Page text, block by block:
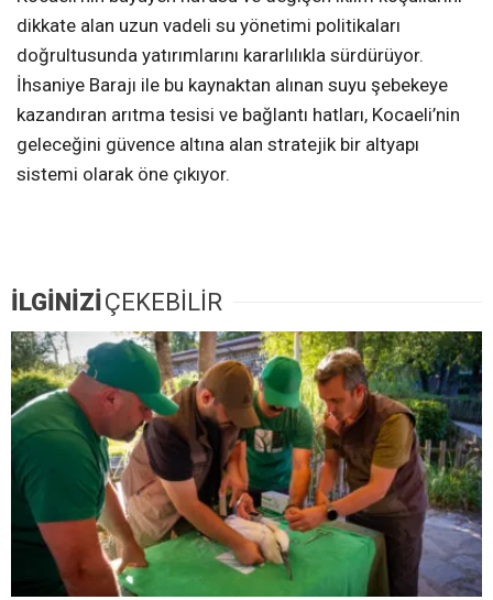
dikkate alan uzun vadeli su yönetimi politikaları
doğrultusunda yatırımlarını kararlılıkla sürdürüyor.
İhsaniye Barajı ile bu kaynaktan alınan suyu şebekeye
kazandıran arıtma tesisi ve bağlantı hatları, Kocaeli’nin
geleceğini güvence altına alan stratejik bir altyapı
sistemi olarak öne çıkıyor.
İLGİNİZİÇEKEBİLİR